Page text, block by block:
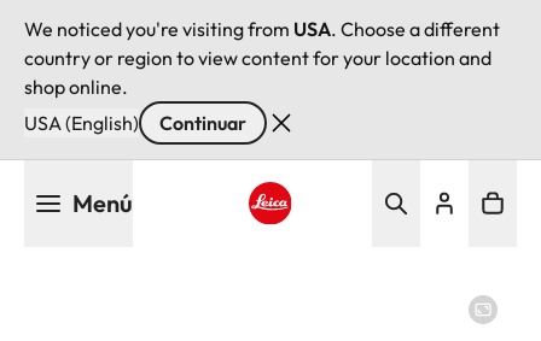
We noticed you're visiting from USA. Choose a different
country or region to view content for your location and
shop online.
USA (English)
Continuar
Menú